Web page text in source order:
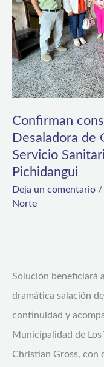
Confirman
Desaladora de
Servicio
Pichidangui
Deja un comentario /
Norte
Solución beneficiará
dramática salación
continuidad y
Municipalidad de Los
Christian Gross, con
de
Osmosis
Inversa
para
el
Servicio
Sanitario
Rural
El
Esfuerzo